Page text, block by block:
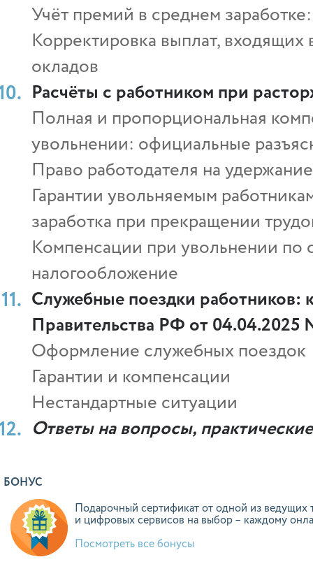
Учёт премий в среднем
Корректировка выплат, входящих
окладов
Расчёты с работником при
Полная и пропорциональная
увольнении: официальные
Право работодателя на
Гарантии увольняемым
заработка при прекращении
Компенсации при увольнении по
налогообложение
Служебные поездки работников:
Правительства РФ от 04.04.2025
Оформление служебных поездок
Гарантии и компенсации
Нестандартные ситуации
Ответы на вопросы,
БОНУС
Подарочный сертификат от одной из ведущих
и цифровых сервисов на выбор – каждому
Посмотреть все бонусы